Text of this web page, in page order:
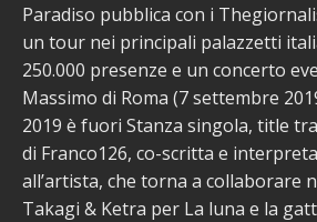
Paradiso pubblica con i
un tour nei principali palazzetti
250.000 presenze e un concerto
Massimo di Roma (7 settembre
2019 è fuori Stanza singola, title
di Franco126, co-scritta e
all’artista, che torna a collaborare
Takagi & Ketra per La luna e la